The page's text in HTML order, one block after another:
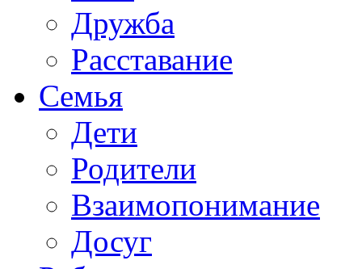
Дружба
Расставание
Семья
Дети
Родители
Взаимопонимание
Досуг